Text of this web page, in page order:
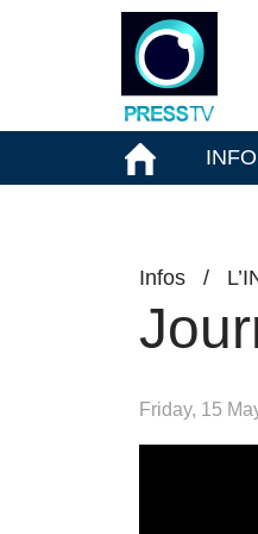
Infos /
Friday, 15